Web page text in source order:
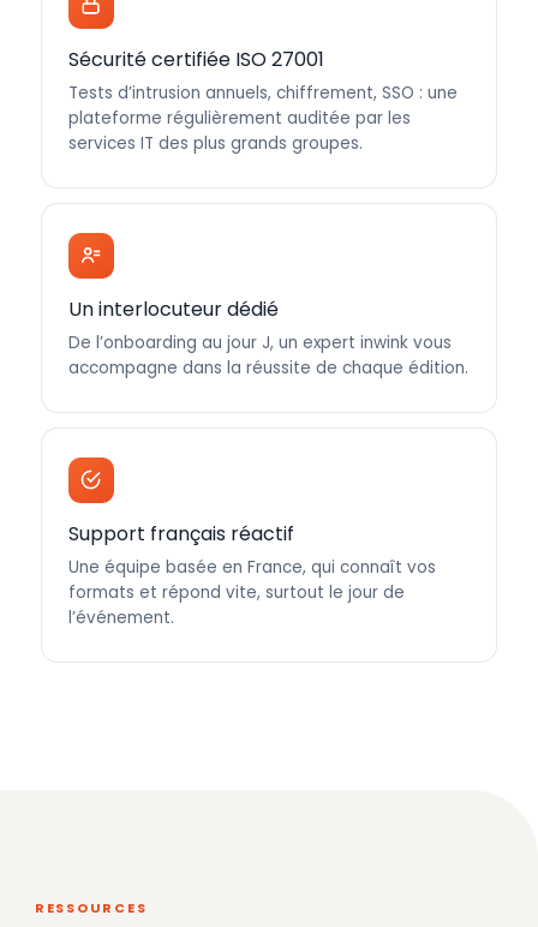
Sécurité certifiée ISO 27001
Tests d’intrusion annuels, chiffrement, SSO : une
plateforme régulièrement auditée par les
services IT des plus grands groupes.
Un interlocuteur dédié
De l’onboarding au jour J, un expert inwink vous
accompagne dans la réussite de chaque édition.
Support français réactif
Une équipe basée en France, qui connaît vos
formats et répond vite, surtout le jour de
l’événement.
RESSOURCES